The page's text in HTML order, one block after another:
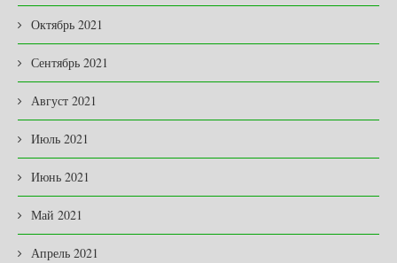
Октябрь 2021
Сентябрь 2021
Август 2021
Июль 2021
Июнь 2021
Май 2021
Апрель 2021